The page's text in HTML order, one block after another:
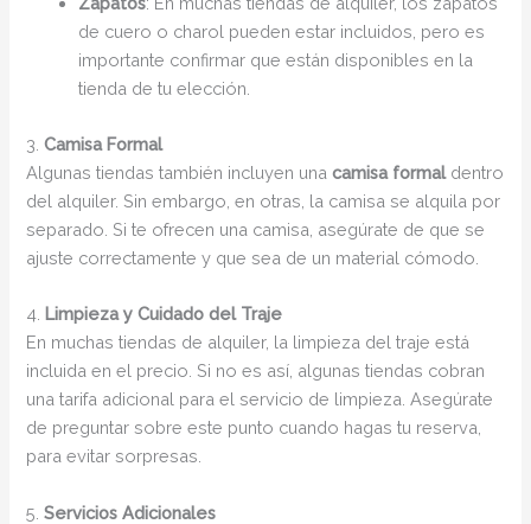
de cuero o charol pueden estar incluidos, pero es
importante confirmar que están disponibles en la
tienda de tu elección.
3.Camisa Formal
Algunas tiendas también incluyen unacamisa formaldentro
del alquiler. Sin embargo, en otras, la camisa se alquila por
separado. Si te ofrecen una camisa, asegúrate de que se
ajuste correctamente y que sea de un material cómodo.
4. Limpieza y Cuidado del Traje
En muchas tiendas de alquiler, la limpieza del traje está
incluida en el precio. Si no es así, algunas tiendas cobran
una tarifa adicional para el servicio de limpieza. Asegúrate
de preguntar sobre este punto cuando hagas tu reserva,
para evitar sorpresas.
5.Servicios Adicionales